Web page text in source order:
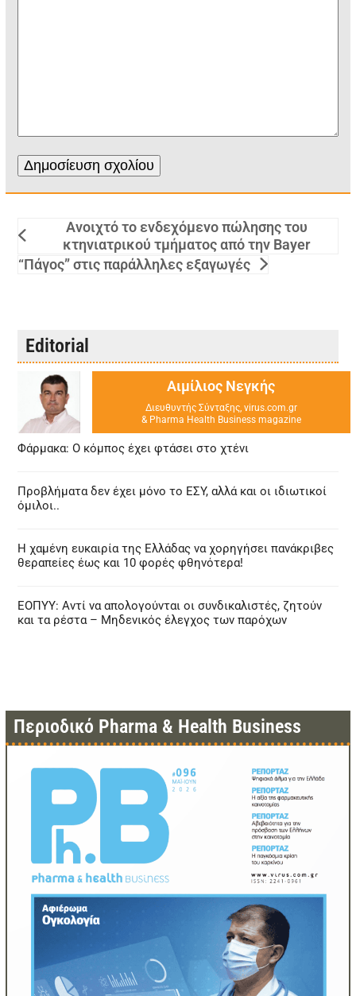
Ανοιχτό το ενδεχόμενο πώλησης του
κτηνιατρικού τμήματος από την Bayer
“Πάγος” στις παράλληλες εξαγωγές
Editorial
Αιμίλιος Νεγκής
Διευθυντής Σύνταξης, virus.com.gr
& Pharma Health Business magazine
Φάρμακα: Ο κόμπος έχει φτάσει στο χτένι
Προβλήματα δεν έχει μόνο το ΕΣΥ, αλλά και οι ιδιωτικοί
όμιλοι..
Η χαμένη ευκαιρία της Ελλάδας να χορηγήσει πανάκριβες
θεραπείες έως και 10 φορές φθηνότερα!
ΕΟΠΥΥ: Αντί να απολογούνται οι συνδικαλιστές, ζητούν
και τα ρέστα – Μηδενικός έλεγχος των παρόχων
Περιοδικό Pharma & Health Business